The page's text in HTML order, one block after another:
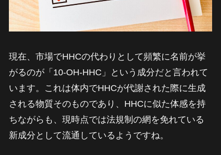
現在、市場でHHCの代わりとして頻繁に名前が挙
がるのが「10-OH-HHC」という成分だと言われて
います。これは体内でHHCが代謝された際に生成
される物質そのものであり、HHCに似た体感を持
ちながらも、現時点では法規制の網を免れている
新成分として流通しているようですね。